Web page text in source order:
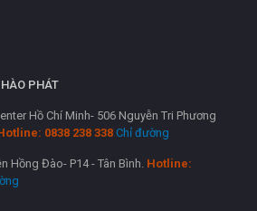
PHÁT
Hồ Chí Minh- 506 Nguyễn Tri Phương
0838 238 338 Chỉ đường
Hồng Đào- P14 - Tân Bình. Hotline: